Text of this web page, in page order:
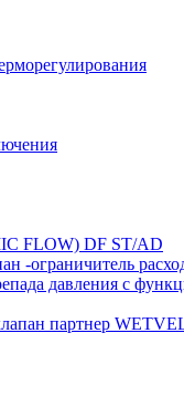
FLOW) DF ST/AD
-ограничитель
партнер